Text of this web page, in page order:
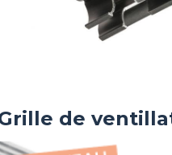
de